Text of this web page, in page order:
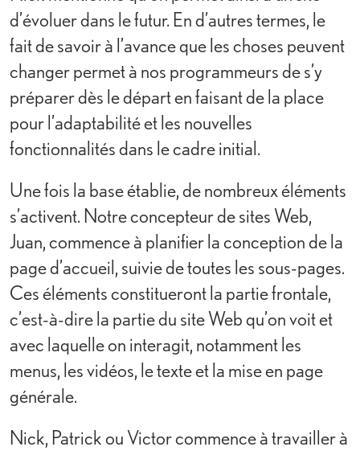
d’évoluer dans le futur. En d’autres termes, le
fait de savoir à l’avance que les choses peuvent
changer permet à nos programmeurs de s’y
préparer dès le départ en faisant de la place
pour l’adaptabilité et les nouvelles
fonctionnalités dans le cadre initial.
Une fois la base établie, de nombreux éléments
s’activent. Notre concepteur de sites Web,
Juan, commence à planifier la conception de la
page d’accueil, suivie de toutes les sous-pages.
Ces éléments constitueront la partie frontale,
c’est-à-dire la partie du site Web qu’on voit et
avec laquelle on interagit, notamment les
menus, les vidéos, le texte et la mise en page
générale.
Nick, Patrick ou Victor commence à travailler à